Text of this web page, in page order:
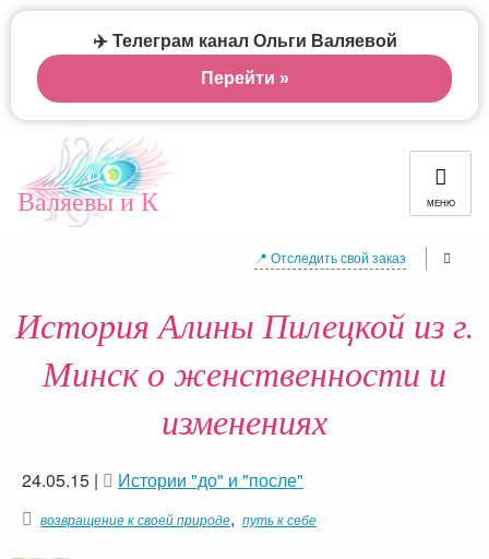
Валяевы и К МЕНЮ
📍 Отследить свой заказ
История Алины Пилецкой из г.
Минск о женственности и
изменениях
24.05.15 | Истории "до" и "после"
возвращение к своей природе, путь к себе
✈️ Телеграм канал Ольги Валяевой
Перейти »